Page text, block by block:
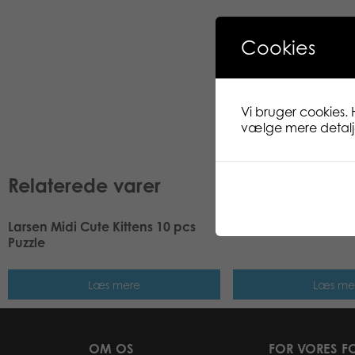
Relaterede varer
Larsen Midi Cute Kittens 10 pcs
Puzzle
Læs mere Læs
OM OS FOR VORES
Cookies
Vi bruger cookies.
vælge mere